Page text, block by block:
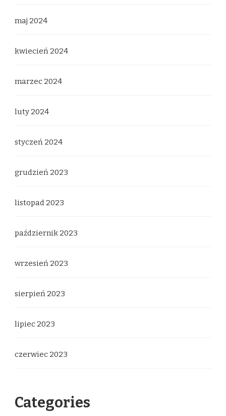
maj 2024
kwiecień 2024
marzec 2024
luty 2024
styczeń 2024
grudzień 2023
listopad 2023
październik 2023
wrzesień 2023
sierpień 2023
lipiec 2023
czerwiec 2023
Categories